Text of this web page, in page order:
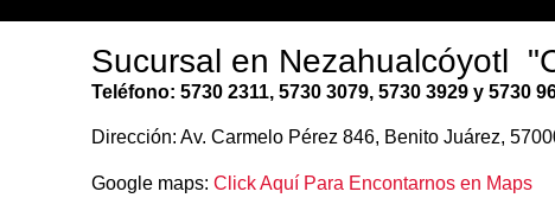
Sucursal en Nezahualcóyotl
Teléfono: 5730 2311, 5730 3079, 5730 3929 y 5730
Dirección: Av. Carmelo Pérez 846, Benito Juárez,
Google maps: Click Aquí Para Encontarnos en Maps